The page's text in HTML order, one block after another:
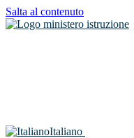
Salta al contenuto
Italiano